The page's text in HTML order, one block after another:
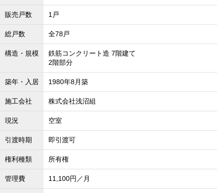
販売戸数 1戸
総戸数 全78戸
構造・規模
鉄筋コンクリート造 7階建て
2階部分
築年・入居 1980年8月築
施工会社 株式会社浅沼組
現況 空室
引渡時期 即引渡可
権利種類 所有権
管理費 11,100円／月
全店舗営業社員募集！